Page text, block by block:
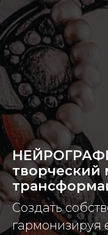
творческий
Создать
гармонизируя